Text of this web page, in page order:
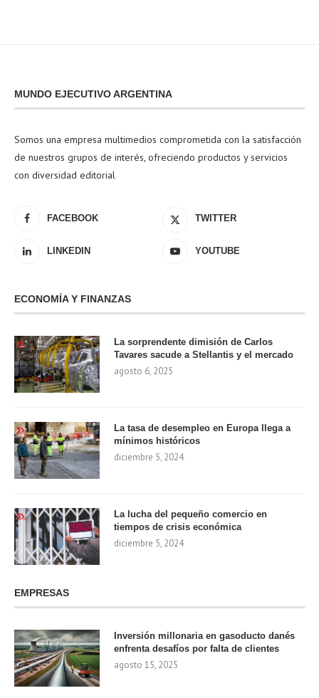
MUNDO EJECUTIVO ARGENTINA
Somos una empresa multimedios comprometida con la satisfacción
de nuestros grupos de interés, ofreciendo productos y servicios
con diversidad editorial
FACEBOOK TWITTER
LINKEDIN YOUTUBE
ECONOMÍA Y FINANZAS
La sorprendente dimisión de Carlos
Tavares sacude a Stellantis y el mercado
agosto 6, 2025
La tasa de desempleo en Europa llega a
mínimos históricos
diciembre 5, 2024
La lucha del pequeño comercio en
tiempos de crisis económica
diciembre 5, 2024
EMPRESAS
Inversión millonaria en gasoducto danés
enfrenta desafíos por falta de clientes
agosto 15, 2025